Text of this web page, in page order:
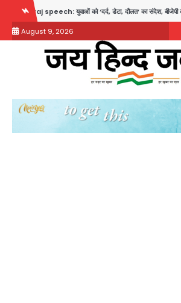
content
युवाओं को ‘दर्द, डेटा, दौलत’ का संदेश, बीजेपी का वार
August 9, 2026